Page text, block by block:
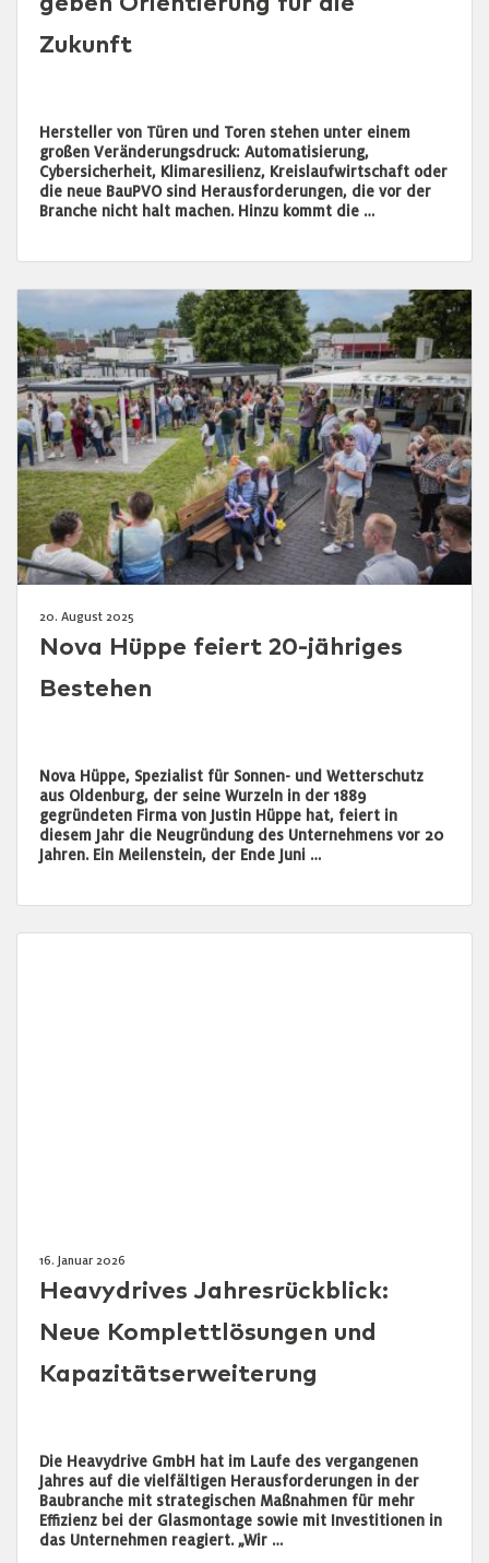
Zukunft
Hersteller von Türen und Toren stehen unter einem
großen Veränderungsdruck: Automatisierung,
Cybersicherheit, Klimaresilienz, Kreislaufwirtschaft oder
die neue BauPVO sind Herausforderungen, die vor der
Branche nicht halt machen. Hinzu kommt die …
20. August 2025
Nova Hüppe feiert 20-jähriges
Bestehen
Nova Hüppe, Spezialist für Sonnen- und Wetterschutz
aus Oldenburg, der seine Wurzeln in der 1889
gegründeten Firma von Justin Hüppe hat, feiert in
diesem Jahr die Neugründung des Unternehmens vor 20
Jahren. Ein Meilenstein, der Ende Juni …
16. Januar 2026
Heavydrives Jahresrückblick:
Neue Komplettlösungen und
Kapazitätserweiterung
Die Heavydrive GmbH hat im Laufe des vergangenen
Jahres auf die vielfältigen Herausforderungen in der
Baubranche mit strategischen Maßnahmen für mehr
Effizienz bei der Glasmontage sowie mit Investitionen in
das Unternehmen reagiert. „Wir …